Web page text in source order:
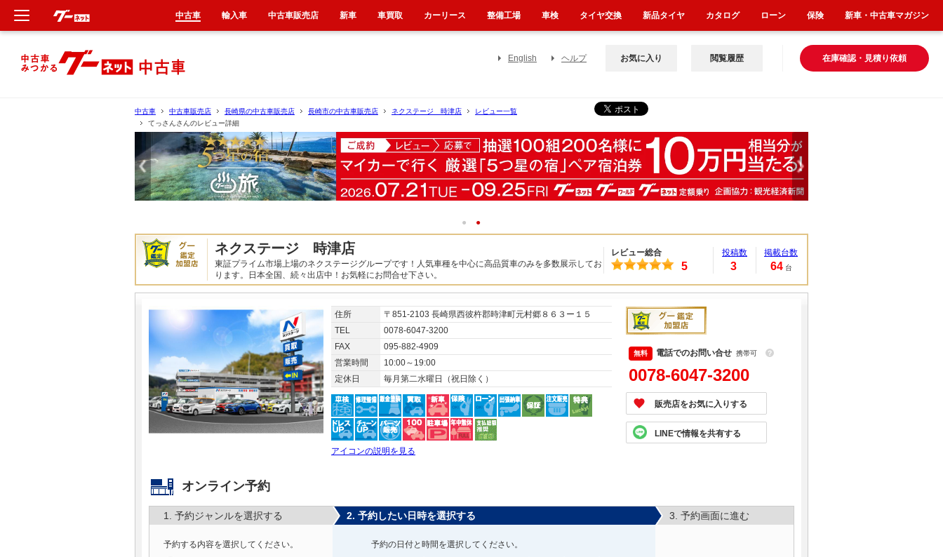
English ヘルプ 在庫確認・見積り依頼
お気に入り 閲覧履歴
中古車 中古車販売店 長崎県の中古車販売店 長崎市の中古車販売店 ネクステージ 時津店
レビュー一覧
てっさんさんのレビュー詳細
ネクステージ 時津店
東証プライム市場上場のネクステージグループです！人気車種を中心に高品質車のみを多数展示してお
ります。日本全国、続々出店中！お気軽にお問合せ下さい。
レビュー総合
5
投稿数
3
掲載台数
64 台
住所
〒851-2103 長崎県西彼杵郡時津町元村郷８６３ー１５
TEL
0078-6047-3200
FAX
095-882-4909
営業時間
10:00～19:00
定休日
毎月第二水曜日（祝日除く）
アイコンの説明を見る
電話でのお問い合せ 携帯可 ？
0078-6047-3200
販売店をお気に入りする
LINEで情報を共有する
オンライン予約
1. 予約ジャンルを選択する
予約する内容を選択してください。
2. 予約したい日時を選択する
予約の日付と時間を選択してください。
3. 予約画面に進む
中古車 輸入車 中古車販売店 新車 車買取 カーリース 整備工場 車検 タイヤ交換 新品タイヤ カタログ ローン 保険 新車・中古車マガジン
新車